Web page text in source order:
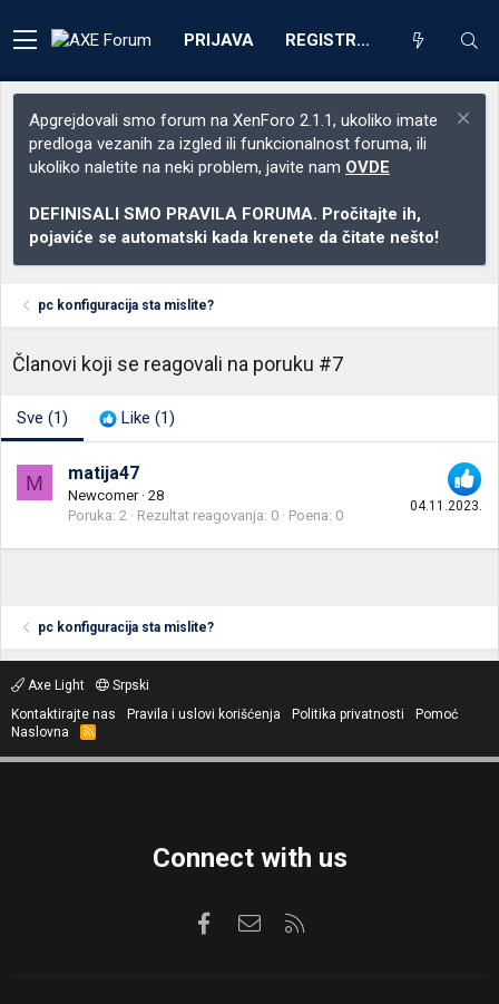
PRIJAVA REGISTRACIJA
Apgrejdovali smo forum na XenForo 2.1.1, ukoliko imate
predloga vezanih za izgled ili funkcionalnost foruma, ili
ukoliko naletite na neki problem, javite nam OVDE
DEFINISALI SMO PRAVILA FORUMA. Pročitajte ih,
pojaviće se automatski kada krenete da čitate nešto!
pc konfiguracija sta mislite?
Članovi koji se reagovali na poruku #7
Sve (1) Like (1)
M
04.11.2023.
matija47
Newcomer · 28
Poruka 2 Rezultat reagovanja 0 Poena 0
pc konfiguracija sta mislite?
Axe Light
Srpski
Kontaktirajte nas
Pravila i uslovi korišćenja Politika privatnosti
Pomoć
Naslovna
R
S
Connect with us
FacebookKontaktirajte nas